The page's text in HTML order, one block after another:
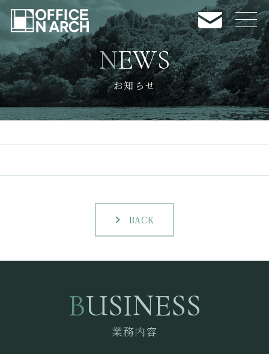
NEWS お知らせ
CASE 施工事例
RECRUIT
NEWS
お知らせ
BACK
BUSINESS
業務内容